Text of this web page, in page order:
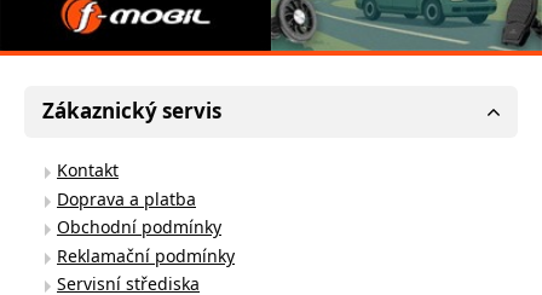
Zákaznický servis
Kontakt
Doprava a platba
Obchodní podmínky
Reklamační podmínky
Servisní střediska